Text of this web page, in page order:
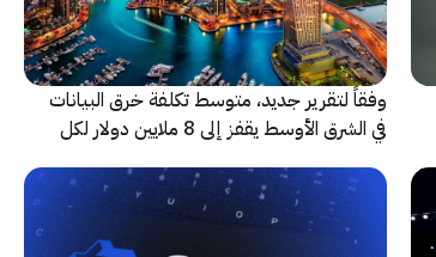
وفقاً لتقرير جديد، متوسط تكلفة خرق البيانات
في الشرق الأوسط يقفز إلى 8 ملايين دولار لكل